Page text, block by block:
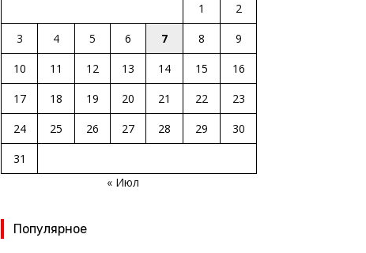
1
2
3
4 5 6 7 8
9
10
11 12 13 14 15
16
17
18 19 20 21 22
23
24
25 26 27 28 29
30
31
« Июл
Популярное